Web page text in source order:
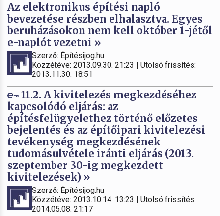
Az elektronikus építési napló
bevezetése részben elhalasztva. Egyes
beruházásokon nem kell október 1-jétől
e-naplót vezetni »
Szerző: Építésijog.hu
Közzétéve: 2013.09.30. 21:23 | Utolsó frissítés:
2013.11.30. 18:51
11.2. A kivitelezés megkezdéséhez
kapcsolódó eljárás: az
építésfelügyelethez történő előzetes
bejelentés és az építőipari kivitelezési
tevékenység megkezdésének
tudomásulvétele iránti eljárás (2013.
szeptember 30-ig megkezdett
kivitelezések) »
Szerző: Építésijog.hu
Közzétéve: 2013.10.14. 13:23 | Utolsó frissítés:
2014.05.08. 21:17